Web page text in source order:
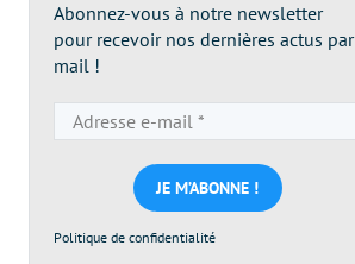
Abonnez-vous à notre newsletter
pour recevoir nos dernières actus par
mail !
e-
mail
*
Politique de confidentialité